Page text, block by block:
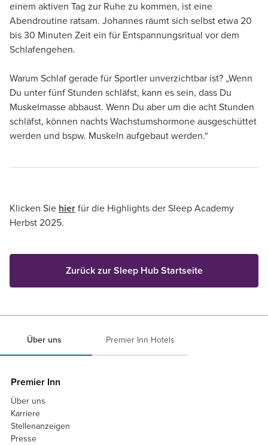
einem aktiven Tag zur Ruhe zu kommen, ist eine
Abendroutine ratsam. Johannes räumt sich selbst etwa 20
bis 30 Minuten Zeit ein für Entspannungsritual vor dem
Schlafengehen.
Warum Schlaf gerade für Sportler unverzichtbar ist? „Wenn
Du unter fünf Stunden schläfst, kann es sein, dass Du
Muskelmasse abbaust. Wenn Du aber um die acht Stunden
schläfst, können nachts Wachstumshormone ausgeschüttet
werden und bspw. Muskeln aufgebaut werden.“
Klicken Sie hier für die Highlights der Sleep Academy
Herbst 2025.
Zurück zur Sleep Hub Startseite
Über uns Premier Inn Hotels
Premier Inn
Über uns
Karriere
Stellenanzeigen
Presse